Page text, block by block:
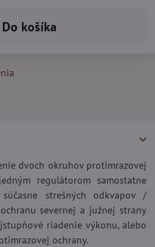
Do košíka
dvoch okruhov protimrazovej
regulátorom samostatne
strešných odkvapov /
severnej a južnej strany
riadenie výkonu, alebo
ochrany.